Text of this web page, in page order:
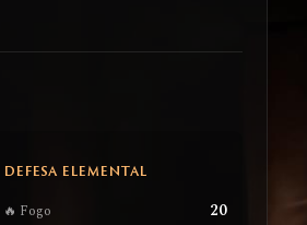
DEFESA ELEMENTAL
🔥 Fogo 20